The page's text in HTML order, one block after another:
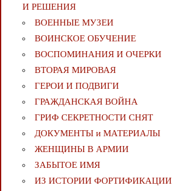
И РЕШЕНИЯ
ВОЕННЫЕ МУЗЕИ
ВОИНСКОЕ ОБУЧЕНИЕ
ВОСПОМИНАНИЯ И ОЧЕРКИ
ВТОРАЯ МИРОВАЯ
ГЕРОИ И ПОДВИГИ
ГРАЖДАНСКАЯ ВОЙНА
ГРИФ СЕКРЕТНОСТИ СНЯТ
ДОКУМЕНТЫ и МАТЕРИАЛЫ
ЖЕНЩИНЫ В АРМИИ
ЗАБЫТОЕ ИМЯ
ИЗ ИСТОРИИ ФОРТИФИКАЦИИ